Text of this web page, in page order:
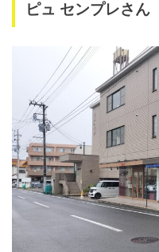
ピュ センプレさん